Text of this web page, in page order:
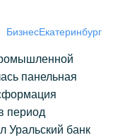
БизнесЕкатеринбург
панельная
период
Уральский банк